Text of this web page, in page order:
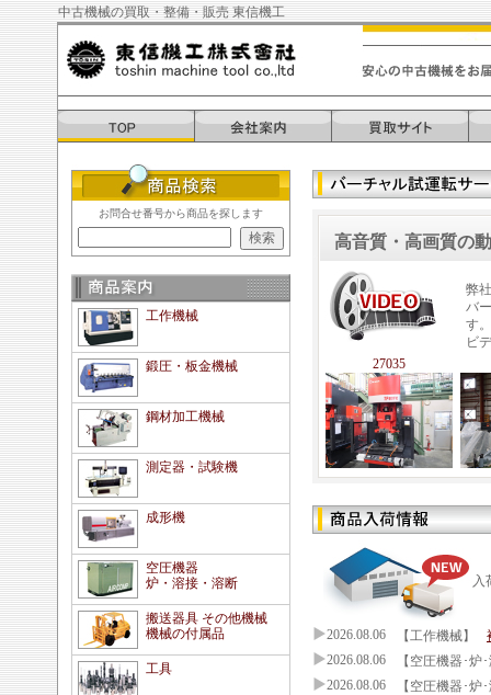
中古機械の買取・整備・販売 東信機工
お問合せ番号から商品を探します
工作機械
鍛圧・板金機械
鋼材加工機械
測定器・試験機
成形機
空圧機器
炉・溶接・溶断
搬送器具 その他機械
機械の付属品
工具
高音質・高画質の
弊
バ
す。
ビ
27035
入
2026.08.06 【工作機械】
2026.08.06
【空圧機器･炉
2026.08.06
【空圧機器･炉